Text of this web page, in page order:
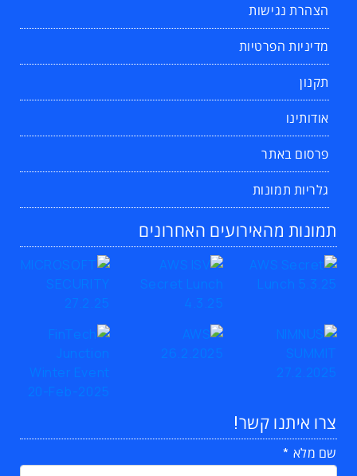
הצהרת נגישות
מדיניות הפרטיות
תקנון
אודותינו
פרסום באתר
גלריות תמונות
תמונות מהאירועים האחרונים
צרו איתנו קשר!
שם מלא